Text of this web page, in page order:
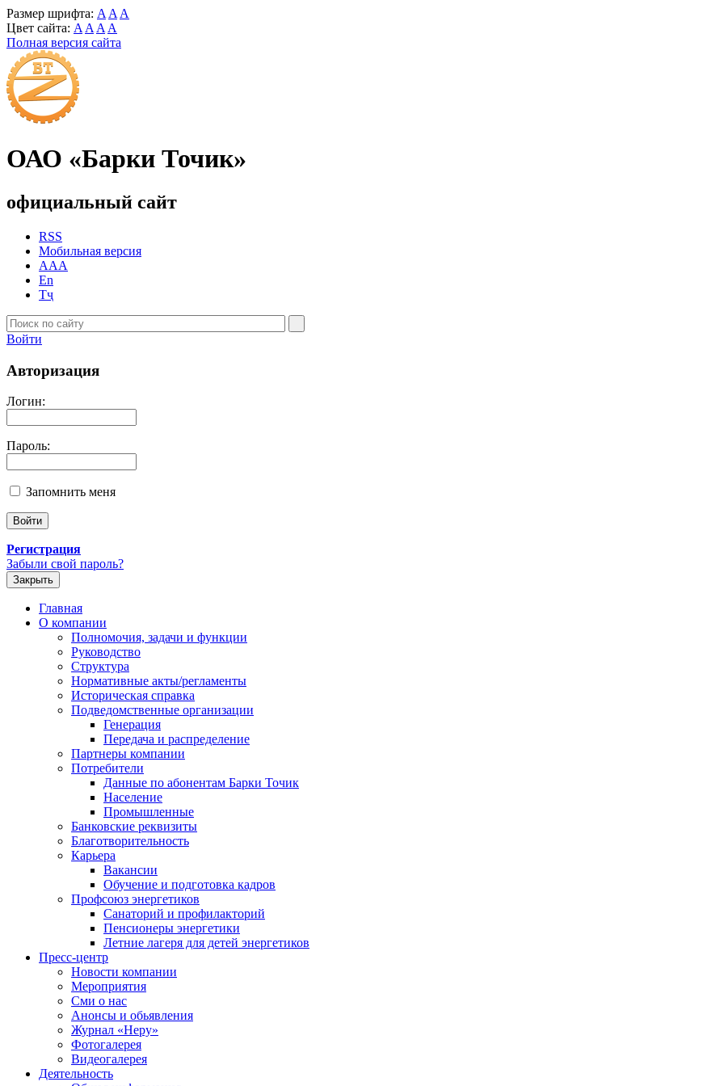
Размер шрифта: A A A
Цвет сайта: A A A A
Полная версия сайта
ОАО «Барки Точик»
официальный сайт
RSS
Мобильная версия
AAA
En
Тҷ
Войти
Авторизация
Логин:
Пароль:
Запомнить меня
Регистрация
Забыли свой пароль?
Закрыть
Главная
О компании
Полномочия, задачи и функции
Руководство
Структура
Нормативные акты/регламенты
Историческая справка
Подведомственные организации
Генерация
Передача и распределение
Партнеры компании
Потребители
Данные по абонентам Барки Точик
Население
Промышленные
Банковские реквизиты
Благотворительность
Карьера
Вакансии
Обучение и подготовка кадров
Профсоюз энергетиков
Санаторий и профилакторий
Пенсионеры энергетики
Летние лагеря для детей энергетиков
Пресс-центр
Новости компании
Мероприятия
Сми о нас
Анонсы и обьявления
Журнал «Неру»
Фотогалерея
Видеогалерея
Деятельность